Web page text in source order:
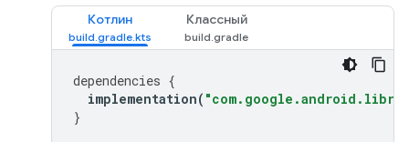
Котлин Классный
dependencies {
implementation(
}